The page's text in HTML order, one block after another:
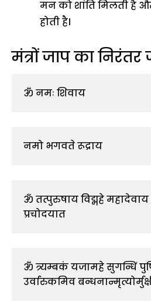
मन को शांति मिलती है
होती है।
मंत्रों जाप का
ॐ नमः शिवाय
नमो भगवते रूद्राय
ॐ तत्पुरुषाय विद्महे महादेवाय
प्रचोदयात
ॐ त्र्यम्बकं यजामहे सुगन्धिं
उर्वारुकमिव